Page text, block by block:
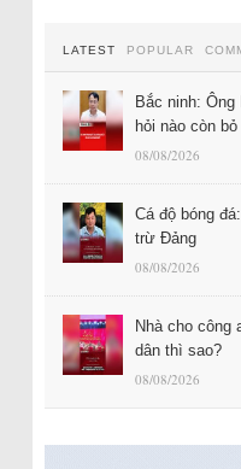
LATEST POPULAR
Bắc ninh:
hỏi nào còn bỏ
08/08/2026
Cá độ bóng
trừ Đảng
08/08/2026
Nhà cho công
dân thì sao?
08/08/2026